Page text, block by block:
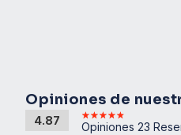
Mezclar una porción
250 ml de agua o
Opiniones de
4.87 Opiniones 23